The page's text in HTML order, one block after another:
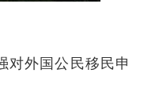
对外国公民移民申